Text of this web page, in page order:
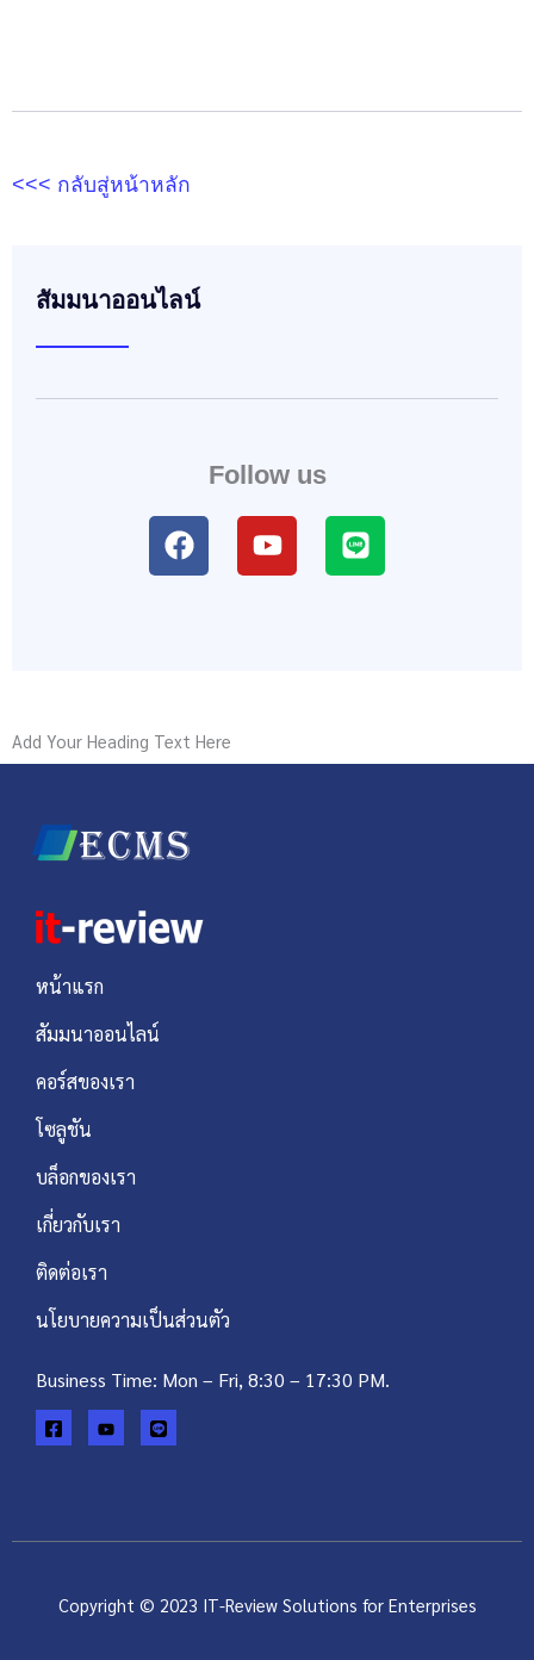
<<< กลับสู่หน้าหลัก
สัมมนาออนไลน์
Follow us
F
a
c
k
Y
o
u
L
i
n
Add Your Heading Text Here
หน้าแรก
สัมมนาออนไลน์
คอร์สของเรา
โซลูชัน
บล็อกของเรา
เกี่ยวกับเรา
ติดต่อเรา
นโยบายความเป็นส่วนตัว
Business Time: Mon – Fri, 8:30 – 17:30 PM.
Copyright © 2023 IT-Review Solutions for Enterprises